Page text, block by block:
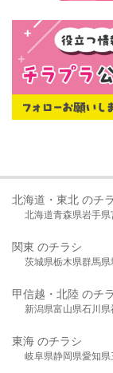
北海道・東北 のチ
北海道青森県岩手県
関東 のチラシ
茨城県栃木県群馬県
甲信越・北陸 のチ
新潟県富山県石川県
東海 のチラシ
岐阜県静岡県愛知県